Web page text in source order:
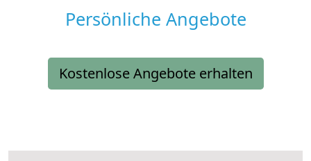
Persönliche Angebote
Kostenlose Angebote erhalten